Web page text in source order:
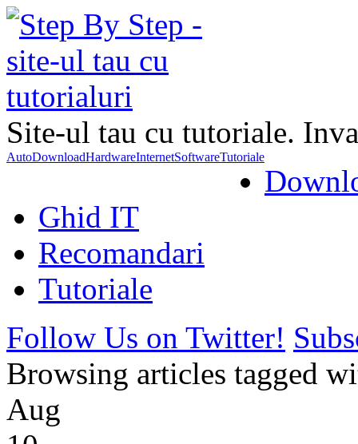
Site-ul tau cu tutoriale.
AutoDownloadHardwareInternetSoftwareTutoriale
Ghid IT
Recomandari
Tutoriale
Follow Us on Twitter!
Browsing articles tagged
Aug